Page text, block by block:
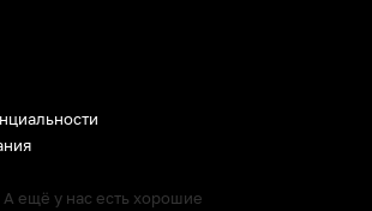
А ещё у нас есть хорошие